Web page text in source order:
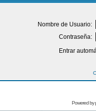
Nombre de Usuario:
Contraseña:
Entrar
Powered by